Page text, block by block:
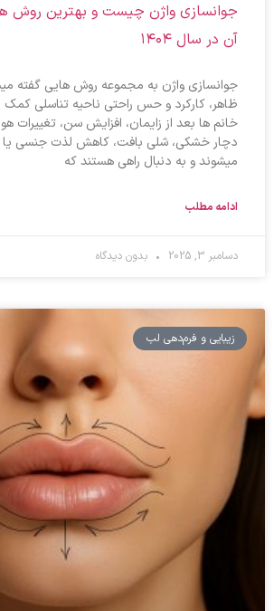
جوانسازی واژن چیست و بهترین روش
آن در سال ۱۴۰۴
جوانسازی واژن به مجموعه روش هایی گفته
ظاهر، کارکرد و حس راحتی ناحیه تناسلی کمک
خانم ها بعد از زایمان، افزایش سن، تغییرات
دچار خشکی، شلی بافت، کاهش لذت جنسی یا
میشوند و به دنبال راهی هستند که
ادامه مطلب
دسامبر 3, 2025 بدون دیدگاه
زیبایی و فرم‌دهی لب